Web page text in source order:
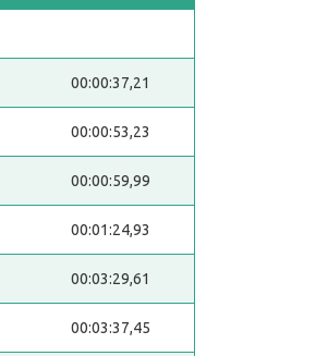
00:00:37,21
00:00:53,23
00:00:59,99
00:01:24,93
00:03:29,61
00:03:37,45